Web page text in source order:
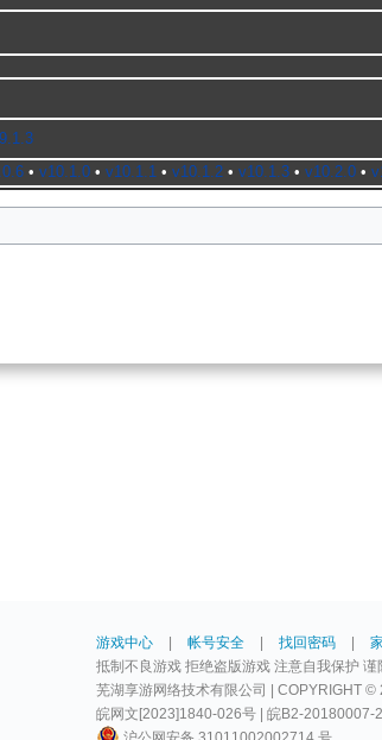
•v10.1.0 •v10.1.1 •v10.1.2 •v10.1.3 •v10.2.0 •
游戏中心 帐号安全 找回密码
抵制不良游戏 拒绝盗版游戏 注意自我保护
芜湖享游网络技术有限公司 | COPYRIGHT
皖网文[2023]1840-026号 | 皖B2-20180007-